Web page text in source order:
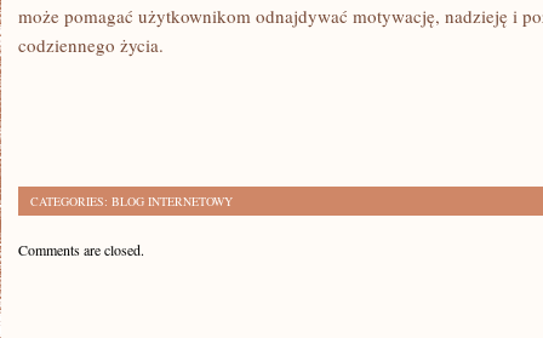
może pomagać użytkownikom odnajdywać motywację, nadzieję i
codziennego życia.
CATEGORIES: BLOG INTERNETOWY
Comments are closed.